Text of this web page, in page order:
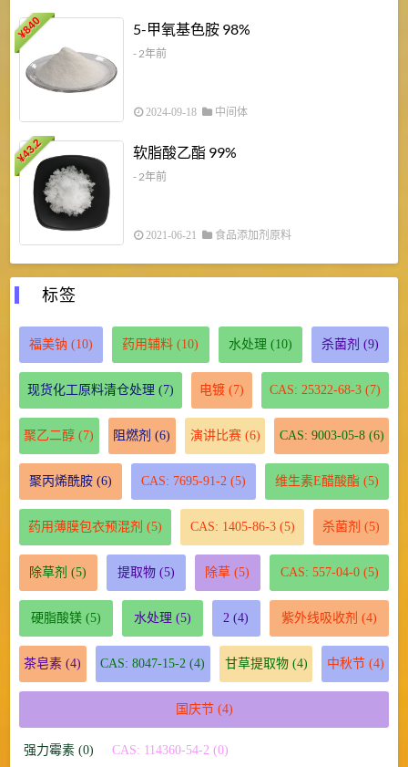
¥
840 5-甲氧基色胺 98%
- 2年前
2024-09-18 中间体
¥
43.2 软脂酸乙酯 99%
- 2年前
2021-06-21 食品添加剂原料
标签
福美钠 (10) 药用辅料 (10) 水处理 (10) 杀菌剂 (9)
现货化工原料清仓处理 (7) 电镀 (7) CAS: 25322-68-3 (7)
聚乙二醇 (7) 阻燃剂 (6) 演讲比赛(6) CAS: 9003-05-8(6)
聚丙烯酰胺(6) CAS: 7695-91-2 (5) 维生素E醋酸酯 (5)
药用薄膜包衣预混剂 (5) CAS: 1405-86-3(5) 杀菌剂 (5)
除草剂 (5) 提取物(5) 除草 (5) CAS: 557-04-0(5)
硬脂酸镁(5) 水处理 (5) 2 (4) 紫外线吸收剂 (4)
茶皂素 (4) CAS: 8047-15-2 (4) 甘草提取物(4) 中秋节(4)
国庆节(4)
强力霉素 (0) CAS: 114360-54-2 (0)